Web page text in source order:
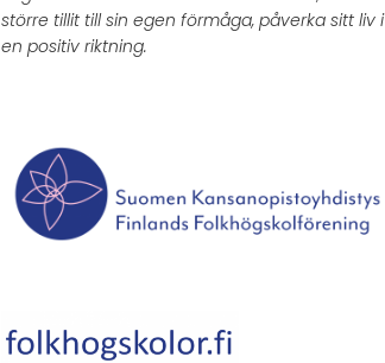
större tillit till sin egen förmåga, påverka sitt liv i
en positiv riktning.